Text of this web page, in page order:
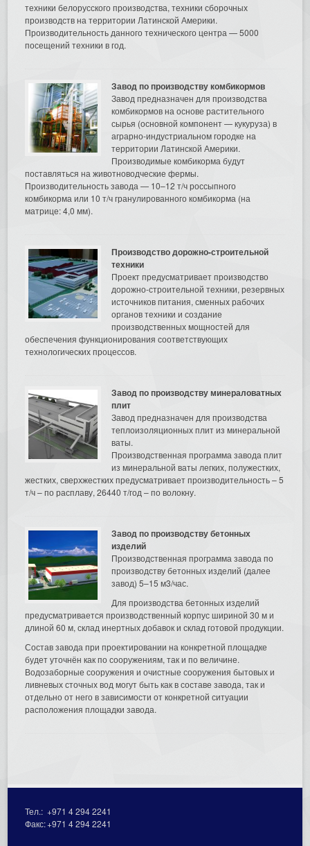
техники белорусского производства, техники сборочных
производств на территории Латинской Америки.
Производительность данного технического центра — 5000
посещений техники в год.
Завод по производству комбикормов
Завод предназначен для производства
комбикормов на основе растительного
сырья (основной компонент — кукуруза) в
аграрно-индустриальном городке на
территории Латинской Америки.
Производимые комбикорма будут
поставляться на животноводческие фермы.
Производительность завода — 10–12 т/ч россыпного
комбикорма или 10 т/ч гранулированного комбикорма (на
матрице: 4,0 мм).
Производство дорожно-строительной
техники
Проект предусматривает производство
дорожно-строительной техники, резервных
источников питания, сменных рабочих
органов техники и создание
производственных мощностей для
обеспечения функционирования соответствующих
технологических процессов.
Завод по производству минераловатных
плит
Завод предназначен для производства
теплоизоляционных плит из минеральной
ваты.
Производственная программа завода плит
из минеральной ваты легких, полужестких,
жестких, сверхжестких предусматривает производительность – 5
т/ч – по расплаву, 26440 т/год – по волокну.
Завод по производству бетонных
изделий
Производственная программа завода по
производству бетонных изделий (далее
завод) 5–15 м3/час.
Для производства бетонных изделий
предусматривается производственный корпус шириной 30 м и
длиной 60 м, склад инертных добавок и склад готовой продукции.
Состав завода при проектировании на конкретной площадке
будет уточнён как по сооружениям, так и по величине.
Водозаборные сооружения и очистные сооружения бытовых и
ливневых сточных вод могут быть как в составе завода, так и
отдельно от него в зависимости от конкретной ситуации
расположения площадки завода.
Тел.:+971 4 294 2241
Факс:+971 4 294 2241